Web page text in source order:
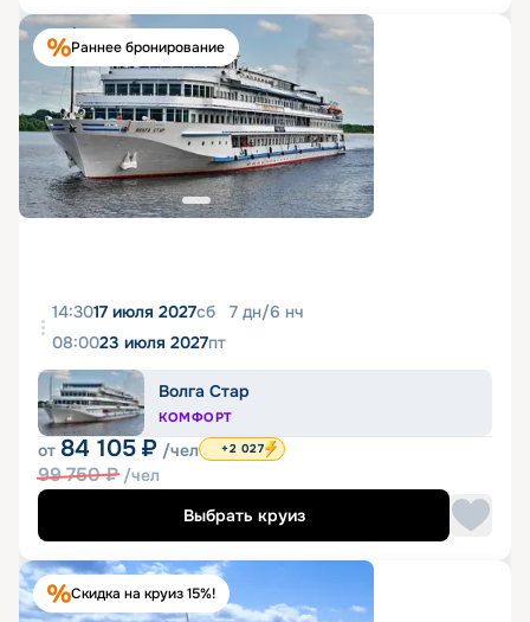
Раннее бронирование
14:3017 июля 2027сб 7 дн/6 нч
08:0023 июля 2027пт
Волга Стар
КОМФОРТ
от 84 105 ₽ /чел
99 750₽ /чел
+2 027
Выбрать круиз
Скидка на круиз 15%!